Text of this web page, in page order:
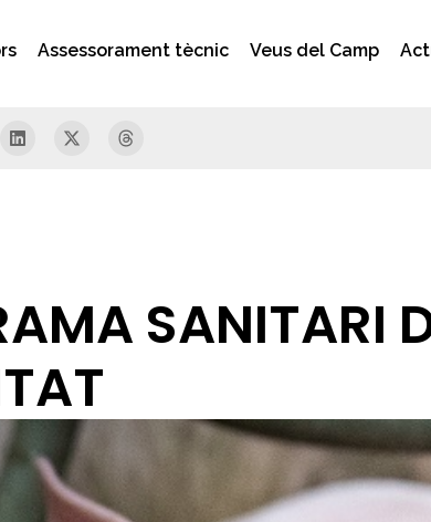
Assessorament tècnic Veus del Camp
SANITARI